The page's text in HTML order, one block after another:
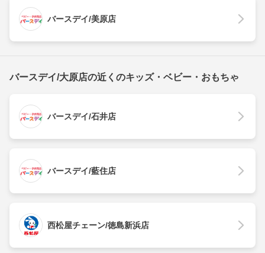
バースデイ/美原店
バースデイ/大原店の近くのキッズ・ベビー・おもちゃ
バースデイ/石井店
バースデイ/藍住店
西松屋チェーン/徳島新浜店